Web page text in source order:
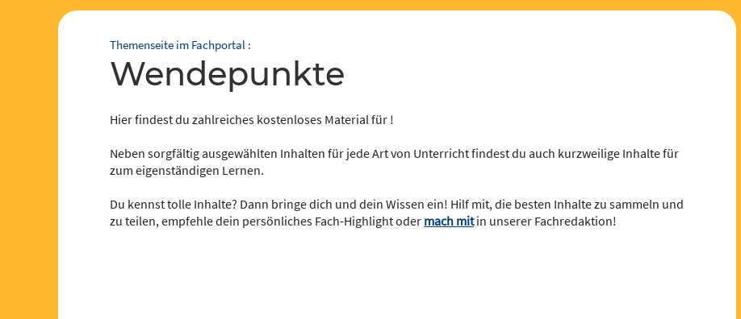
Themenseite im Fachportal :
Wendepunkte
Hier findest du zahlreiches kostenloses Material für !
Neben sorgfältig ausgewählten Inhalten für jede Art von Unterricht findest du auch kurzweilige Inhalte für
zum eigenständigen Lernen.
Du kennst tolle Inhalte? Dann bringe dich und dein Wissen ein! Hilf mit, die besten Inhalte zu sammeln und
zu teilen, empfehle dein persönliches Fach-Highlight oder mach mitin unserer Fachredaktion!